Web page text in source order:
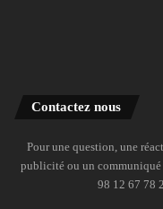
Contactez nous
Pour une question, une
publicité ou un communiqué
98 12 67 78